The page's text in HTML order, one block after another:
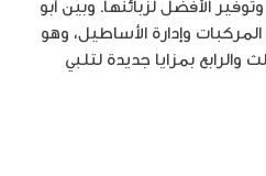
الأفضل لزبائنها. وبيّن أبو
وإدارة الأساطيل، وهو
بمزايا جديدة لتلبي